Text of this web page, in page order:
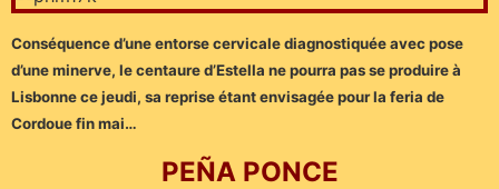
Conséquence d’une entorse cervicale diagnostiquée avec pose
d’une minerve, le centaure d’Estella ne pourra pas se produire à
Lisbonne ce jeudi, sa reprise étant envisagée pour la feria de
Cordoue fin mai…
PEÑA PONCE